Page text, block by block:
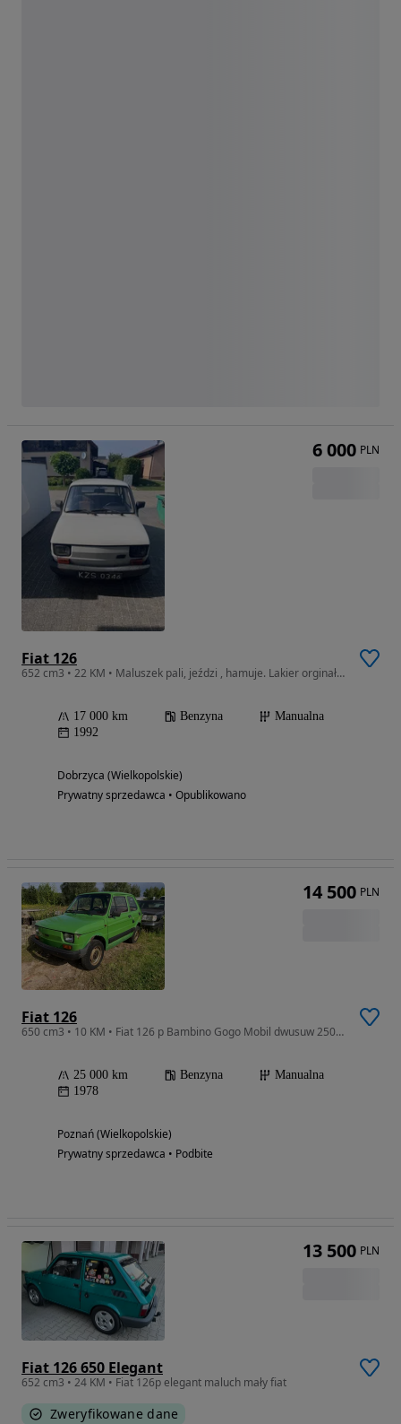
Fiat 126
652 cm3 • 22 KM • Maluszek pali, jeździ , hamuje. Lakier orginał.Reszta jak na zdjeciach
17 000 km Benzyna
Manualna
1992
Dobrzyca (Wielkopolskie)
Prywatny sprzedawca • Opublikowano
6 000 PLN
Fiat 126
650 cm3 • 10 KM • Fiat 126 p Bambino Gogo Mobil dwusuw 250cm
25 000 km Benzyna
Manualna
1978
Poznań (Wielkopolskie)
Prywatny sprzedawca • Podbite
14 500 PLN
Fiat 126 650 Elegant
652 cm3 • 24 KM • Fiat 126p elegant maluch mały fiat
Zweryfikowane dane
13 500 PLN